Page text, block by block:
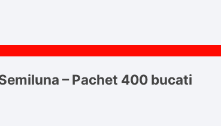
– Pachet 400 bucati